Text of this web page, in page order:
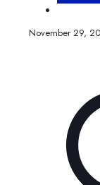
November 29,